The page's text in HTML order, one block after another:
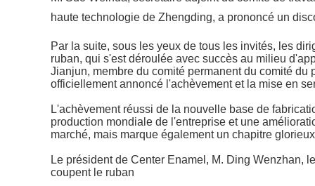
haute technologie de Zhengding, a prononcé un
Par la suite, sous les yeux de tous les invités, les
ruban, qui s'est déroulée avec succès au milieu
Jianjun, membre du comité permanent du comité
officiellement annoncé l'achèvement et la mise en
L'achèvement réussi de la nouvelle base de
production mondiale de l'entreprise et une
marché, mais marque également un chapitre
Le président de Center Enamel, M. Ding Wenzhan,
coupent le ruban